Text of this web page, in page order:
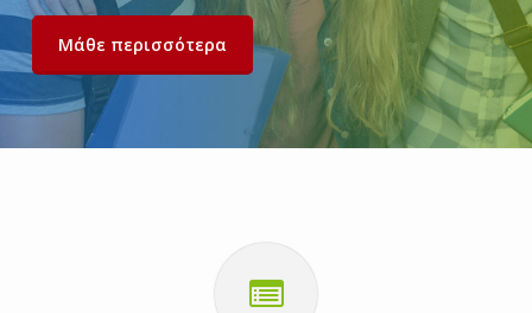
Μάθε περισσότερα